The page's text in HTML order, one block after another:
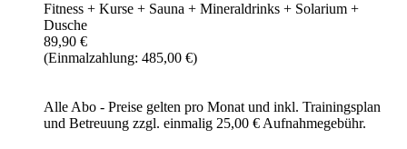
Fitness + Kurse + Sauna + Mineraldrinks + Solarium +
Dusche
89,90 €
(Einmalzahlung: 485,00 €)
Alle Abo - Preise gelten pro Monat und inkl. Trainingsplan
und Betreuung zzgl. einmalig 25,00 € Aufnahmegebühr.